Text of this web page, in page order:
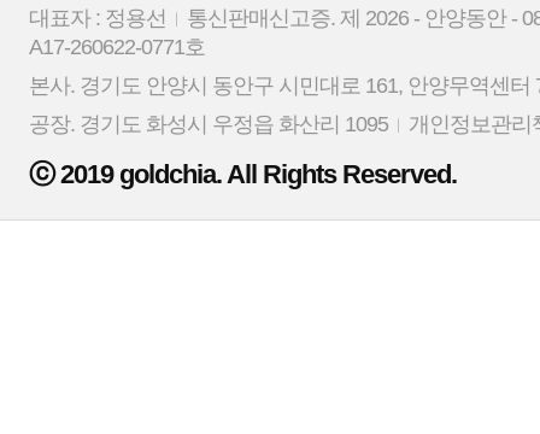
대표자 : 정용선
통신판매신고증. 제 2026 - 안양동안 -
A17-260622-0771호
본사. 경기도 안양시 동안구 시민대로 161, 안양무역센터
공장. 경기도 화성시 우정읍 화산리 1095
개인정보관리
ⓒ 2019 goldchia. All Rights Reserved.